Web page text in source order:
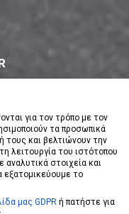
για τον τρόπο με τον
τα προσωπικά
τους και βελτιώνουν την
λειτουργία του ιστότοπου
αναλυτικά στοιχεία και
εξατομικεύουμε το
μας GDPR ή πατήστε για